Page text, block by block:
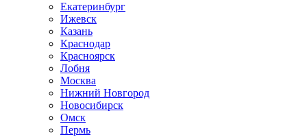
Екатеринбург
Ижевск
Казань
Краснодар
Красноярск
Лобня
Москва
Нижний Новгород
Новосибирск
Омск
Пермь